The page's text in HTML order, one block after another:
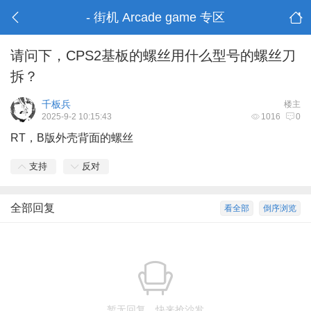
- 街机 Arcade game 专区
请问下，CPS2基板的螺丝用什么型号的螺丝刀
拆？
楼主
千板兵
1016 0
2025-9-2 10:15:43
RT，B版外壳背面的螺丝
支持 反对
倒序浏览
看全部
全部回复